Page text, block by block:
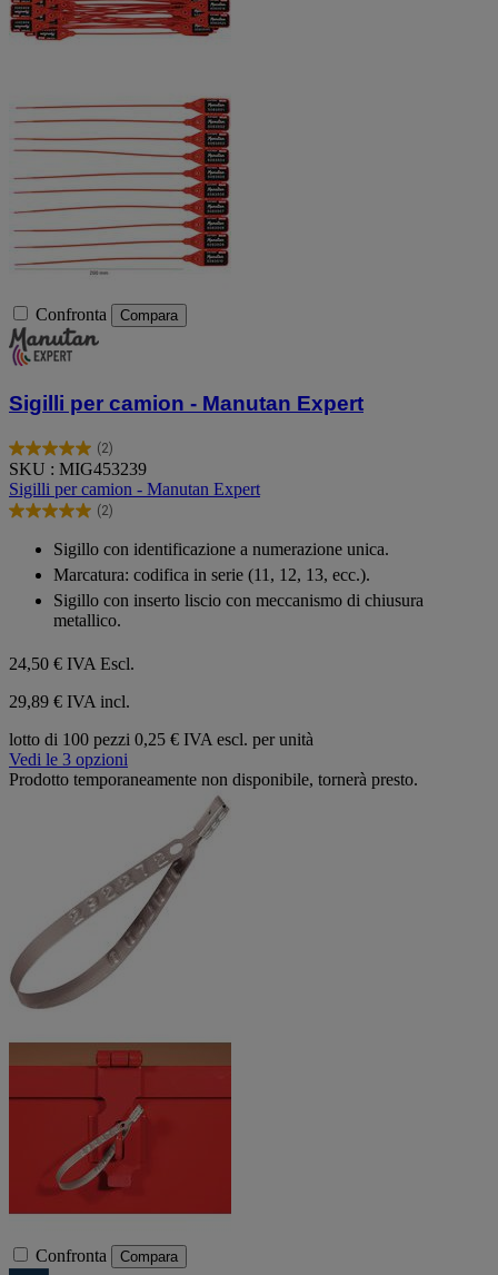
Confronta Compara
Sigilli per camion - Manutan Expert
(2)
5.0
su
5
stelle.
recensioni
SKU : MIG453239
Sigilli per camion - Manutan Expert
(2)
5.0
stelle.
recensioni
Sigillo con identificazione a numerazione unica.
Marcatura: codifica in serie (11, 12, 13, ecc.).
Sigillo con inserto liscio con meccanismo di chiusura
metallico.
24,50 € IVA Escl.
29,89 € IVA incl.
lotto di 100 pezzi 0,25 € IVA escl. per unità
Vedi le 3 opzioni
Prodotto temporaneamente non disponibile, tornerà presto.
Confronta Compara